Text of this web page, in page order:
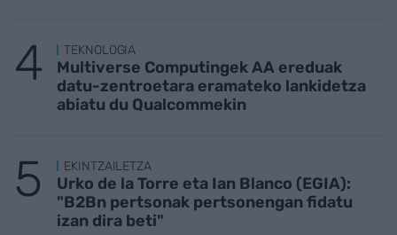
TEKNOLOGIA
Multiverse Computingek AA ereduak
datu-zentroetara eramateko lankidetza
abiatu du Qualcommekin
EKINTZAILETZA
Urko de la Torre eta Ian Blanco (EGIA):
"B2Bn pertsonak pertsonengan fidatu
izan dira beti"